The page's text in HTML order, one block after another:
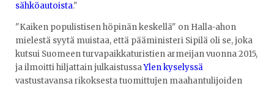
sähköautoista."
"Kaiken populistisen höpinän keskellä" on Halla-ahon
mielestä syytä muistaa, että pääministeri Sipilä oli se, joka
kutsui Suomeen turvapaikkaturistien armeijan vuonna 2015,
ja ilmoitti hiljattain julkaistussaYlen kyselyssä
vastustavansa rikoksesta tuomittujen maahantulijoiden